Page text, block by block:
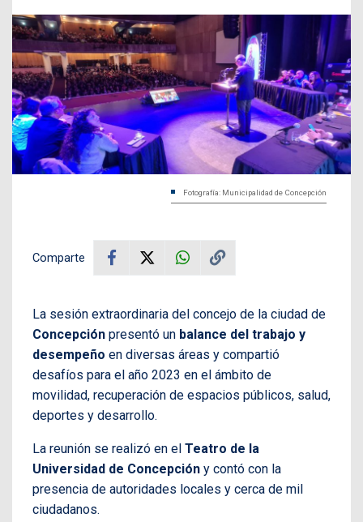
Fotografía: Municipalidad de Concepción
Comparte
La sesión extraordinaria del concejo de la ciudad de
Concepción presentó un balance del trabajo y
desempeño en diversas áreas y compartió
desafíos para el año 2023 en el ámbito de
movilidad, recuperación de espacios públicos, salud,
deportes y desarrollo.
La reunión se realizó en el Teatro de la
Universidad de Concepción y contó con la
presencia de autoridades locales y cerca de mil
ciudadanos.